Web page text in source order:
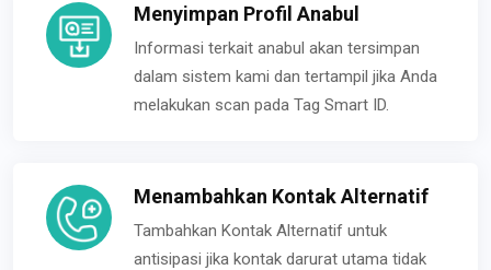
Menyimpan Profil Anabul
Informasi terkait anabul akan tersimpan
dalam sistem kami dan tertampil jika Anda
melakukan scan pada Tag Smart ID.
Menambahkan Kontak Alternatif
Tambahkan Kontak Alternatif untuk
antisipasi jika kontak darurat utama tidak